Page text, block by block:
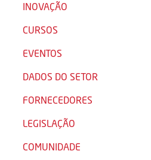
INOVAÇÃO
CURSOS
EVENTOS
DADOS DO SETOR
FORNECEDORES
LEGISLAÇÃO
COMUNIDADE